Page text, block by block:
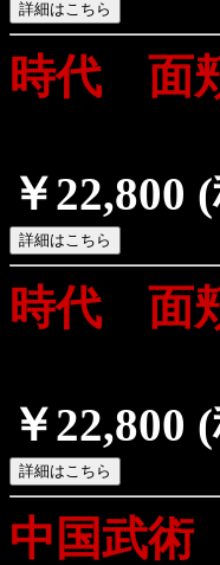
時代 面
￥22,800
時代 面
￥22,800
中国武